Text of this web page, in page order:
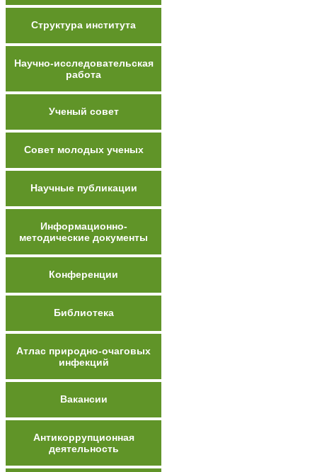
Структура института
Научно-исследовательская
работа
Ученый совет
Совет молодых ученых
Научные публикации
Информационно-
методические документы
Конференции
Библиотека
Атлас природно-очаговых
инфекций
Вакансии
Антикоррупционная
деятельность